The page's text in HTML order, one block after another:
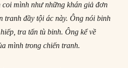
coi mình như những khán giả đơn
tranh đầy tội ác này. Ông nói binh
tra tấn tù binh. Ông kể về
mình trong chiến tranh.